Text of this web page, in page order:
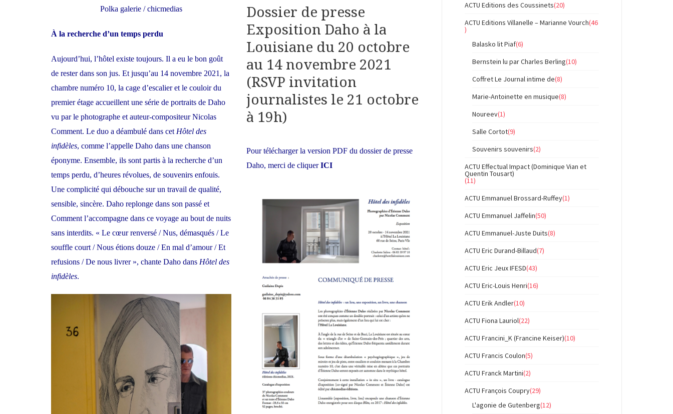
Polka galerie / chicmedias
À la recherche d’un temps perdu
Aujourd’hui, l’hôtel existe toujours. Il a eu le bon goût
de rester dans son jus. Et jusqu’au 14 novembre 2021, la
chambre numéro 10, la cage d’escalier et le couloir du
premier étage accueillent une série de portraits de Daho
vu par le photographe et auteur-compositeur Nicolas
Comment. Le duo a déambulé dans cet Hôtel des
infidèles, comme l’appelle Daho dans une chanson
éponyme. Ensemble, ils sont partis à la recherche d’un
temps perdu, d’heures révolues, de souvenirs enfouis.
Une complicité qui débouche sur un travail de qualité,
sensible, sincère. Daho replonge dans son passé et
Comment l’accompagne dans ce voyage au bout de nuits
sans interdits. « Le cœur renversé / Nus, démasqués / Le
souffle court / Nous étions douze / En mal d’amour / Et
refusions / De nous livrer », chante Daho dans Hôtel des
infidèles.
Dossier de presse
Exposition Daho à la
Louisiane du 20 octobre
au 14 novembre 2021
(RSVP invitation
journalistes le 21 octobre
à 19h)
Pour télécharger la version PDF du dossier de presse
Daho, merci de cliquerICI
ACTU Editions des Coussinets(20)
ACTU Editions Villanelle – Marianne Vourch(46
)
Balasko lit Piaf(6)
Bernstein lu par Charles Berling(10)
Coffret Le Journal intime de(8)
Marie-Antoinette en musique(8)
Noureev(1)
Salle Cortot(9)
Souvenirs souvenirs(2)
ACTU Effectual Impact (Dominique Vian et
Quentin Tousart)
(11)
ACTU Emmanuel Brossard-Ruffey(1)
ACTU Emmanuel Jaffelin(50)
ACTU Emmanuel-Juste Duits(8)
ACTU Eric Durand-Billaud(7)
ACTU Eric Jeux IFESD(43)
ACTU Eric-Louis Henri(16)
ACTU Erik Andler(10)
ACTU Fiona Lauriol(22)
ACTU Francini_K (Francine Keiser)(10)
ACTU Francis Coulon(5)
ACTU Franck Martini(2)
ACTU François Coupry(29)
L'agonie de Gutenberg(12)